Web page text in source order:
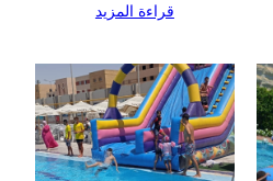
قراءة المزيد